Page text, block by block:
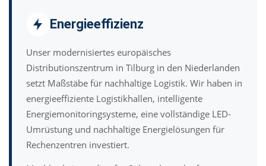
Energieeffizienz
Unser modernisiertes europäisches
Distributionszentrum in Tilburg in den Niederlanden
setzt Maßstäbe für nachhaltige Logistik. Wir haben in
energieeffiziente Logistikhallen, intelligente
Energiemonitoringsysteme, eine vollständige LED-
Umrüstung und nachhaltige Energielösungen für
Rechenzentren investiert.